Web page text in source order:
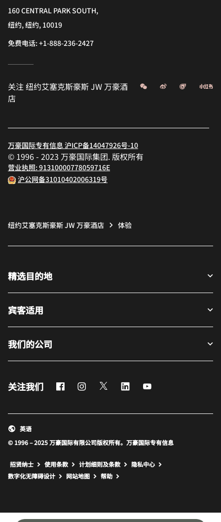
160 CENTRAL PARK SOUTH,
纽约, 纽约, 10019
免费电话:+1-888-236-2427
关注纽约艾塞克斯豪斯 JW 万豪酒
店
微信 微博 飞猪
万豪国际专有信息 沪ICP备14047926号-10
© 1996 - 2023 万豪国际集团. 版权所有
营业执照: 91310000778059716E
沪公网备31010402006319号
纽约艾塞克斯豪斯 JW 万豪酒店 体验
精选目的地
宾客适用
我们的公司
关注我们 FacebookInstagram
Twitter LinkedIn
© 1996 – 2025 万豪国际有限公司版权所有。万豪国际专有信息
英语
招贤纳士 使用条款 计划细则及条款
隐私中心
数字化无障碍设计
网站地图 打开新窗口
帮助